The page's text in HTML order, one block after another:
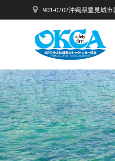
ン
ス
キ
ッ
プ
901-0202沖縄県豊見城